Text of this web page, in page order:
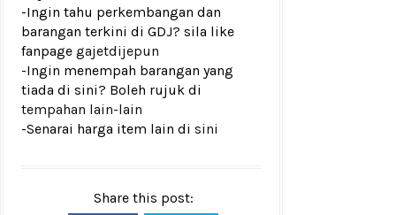
-Ingin tahu perkembangan dan
barangan terkini di GDJ? sila like
fanpage gajetdijepun
-Ingin menempah barangan yang
tiada di sini? Boleh rujuk di
tempahan lain-lain
-Senarai harga item lain di sini
Share this post: